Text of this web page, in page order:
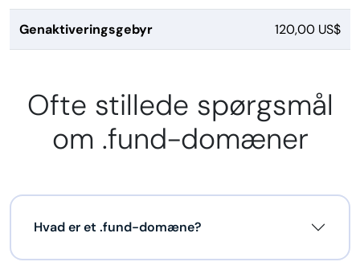
Genaktiveringsgebyr 120,00 US$
Ofte stillede spørgsmål
om .fund-domæner
Hvad er et .fund-domæne?